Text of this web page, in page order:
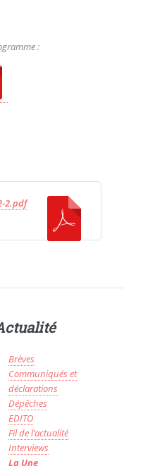
:
2.pdf
Brèves
Communiqués et
déclarations
Dépêches
EDITO
Fil de l’actualité
Interviews
La Une